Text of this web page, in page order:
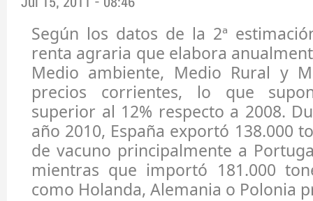
Según los datos de la 2ª
renta agraria que elabora
Medio ambiente, Medio Rural y
precios corrientes, lo que
superior al 12% respecto a 2008.
año 2010, España exportó 138.000
de vacuno principalmente a
mientras que importó 181.000
como Holanda, Alemania o Polonia